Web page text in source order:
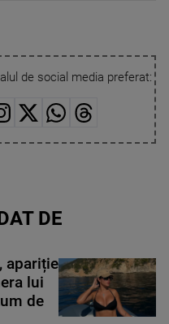
de social media preferat:
DE
apariție
lui
de